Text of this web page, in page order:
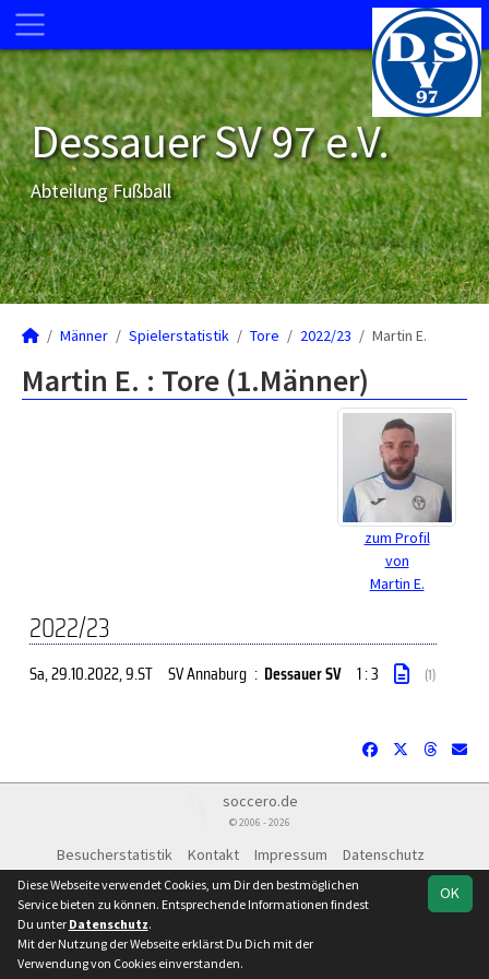
Dessauer SV 97 e.V.
Abteilung Fußball
Männer Spielerstatistik Tore 2022/23 Martin E.
Martin E. : Tore (1.Männer)
zum Profil
von
Martin E.
2022/23
Sa, 29.10.2022, 9.ST SV Annaburg : Dessauer SV 1 : 3 (1)
soccero.de
© 2006 - 2026
Besucherstatistik Kontakt Impressum
Datenschutz
OK
Diese Webseite verwendet Cookies, um Dir den bestmöglichen
Service bieten zu können. Entsprechende Informationen findest
Du unter Datenschutz.
Mit der Nutzung der Webseite erklärst Du Dich mit der
Verwendung von Cookies einverstanden.